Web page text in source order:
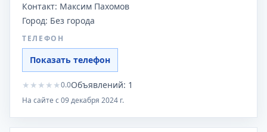
Контакт: Максим Пахомов
Город: Без города
ТЕЛЕФОН
Показать телефон
★ ★ ★ ★ ★0.0Объявлений: 1
На сайте с09 декабря 2024 г.